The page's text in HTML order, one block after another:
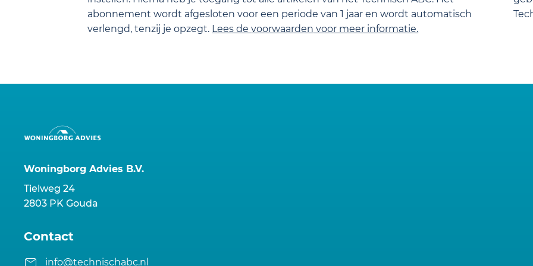
abonnement wordt afgesloten voor een periode van 1 jaar en wordt automatisch
verlengd, tenzij je opzegt. Lees de voorwaarden voor meer informatie.
Woningborg Advies B.V.
Tielweg 24
2803 PK Gouda
Contact
info@technischabc.nl